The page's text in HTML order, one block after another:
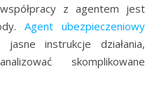
z agentem jest
Agent ubezpieczeniowy
instrukcje działania,
skomplikowane